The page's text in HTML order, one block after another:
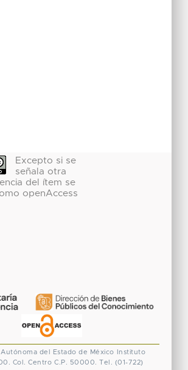
Excepto si se
señala otra
del ítem se
openAccess
Autónoma del Estado de México
Instituto
Col. Centro C.P. 50000. Tel. (01-722)